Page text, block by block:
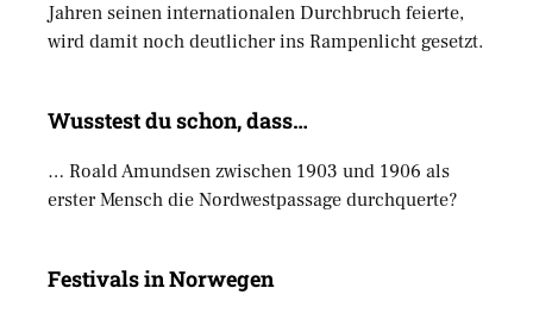
Jahren seinen internationalen Durchbruch feierte,
wird damit noch deutlicher ins Rampenlicht gesetzt.
Wusstest du schon, dass…
… Roald Amundsen zwischen 1903 und 1906 als
erster Mensch die Nordwestpassage durchquerte?
Festivals in Norwegen